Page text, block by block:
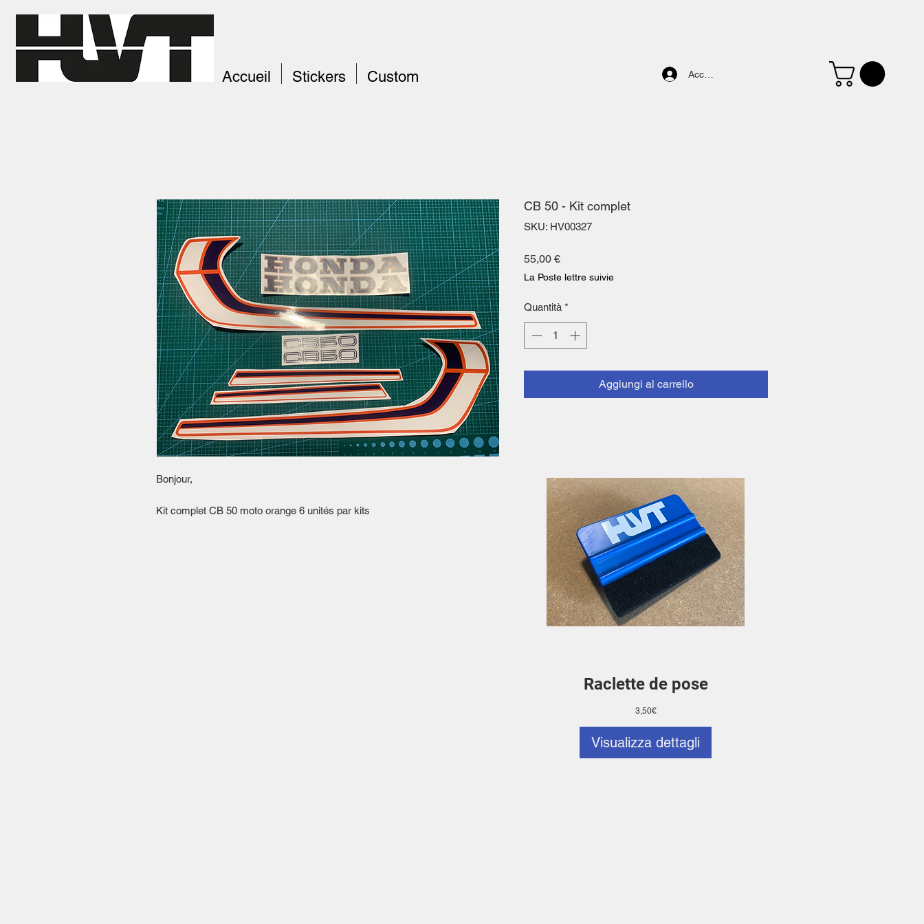
Accedi
Accueil Stickers Custom
Raclette de pose
3,50€Prezzo
Visualizza dettagli
Bonjour,
Kit complet CB 50 moto orange 6 unités par kits
CB 50 - Kit complet
SKU: HV00327
55,00 €Prezzo
La Poste lettre suivie
Quantità *
Aggiungi al carrello